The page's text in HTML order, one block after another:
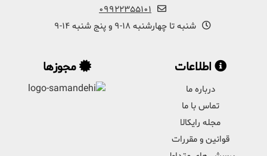
09922355101
شنبه تا چهارشنبه 18-9 و پنج شنبه 14-9
اطلاعات
درباره ما
تماس با ما
مجله رایکالا
قوانین و مقررات
مجوزها